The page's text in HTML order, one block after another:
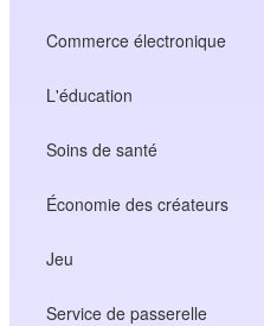
Commerce électronique
L'éducation
Soins de santé
Économie des créateurs
Jeu
Service de passerelle